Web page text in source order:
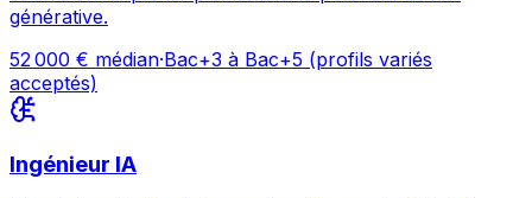
générative.
52 000 € médian·Bac+3 à Bac+5 (profils variés
acceptés)
Ingénieur IA